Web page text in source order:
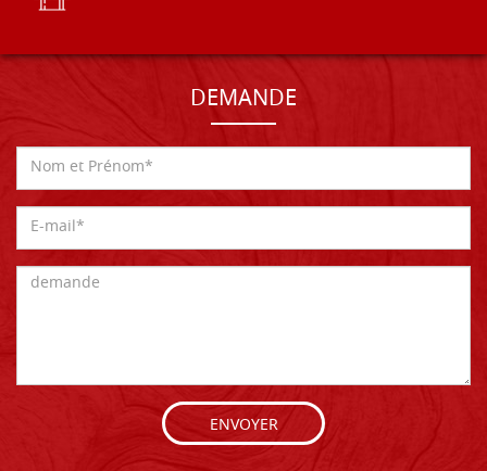
DEMANDE
ENVOYER